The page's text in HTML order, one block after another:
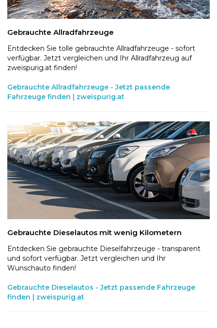
Gebrauchte Allradfahrzeuge
Entdecken Sie tolle gebrauchte Allradfahrzeuge - sofort
verfügbar. Jetzt vergleichen und Ihr Allradfahrzeug auf
zweispurig.at finden!
Gebrauchte Allradfahrzeuge - Jetzt passende
Fahrzeuge finden | zweispurig.at
Gebrauchte Dieselautos mit wenig Kilometern
Entdecken Sie gebrauchte Dieselfahrzeuge - transparent
und sofort verfügbar. Jetzt vergleichen und Ihr
Wunschauto finden!
Gebrauchte Dieselautos - Jetzt passende Fahrzeuge
finden | zweispurig.at